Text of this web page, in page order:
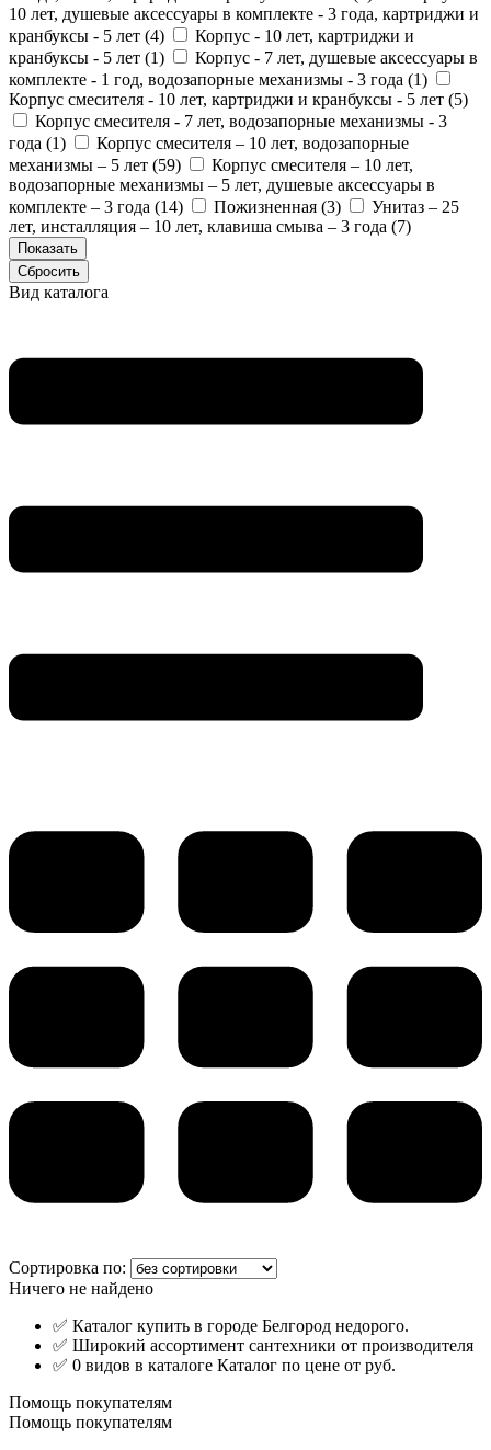
10 лет, душевые аксессуары в комплекте - 3 года, картриджи и
кранбуксы - 5 лет (4)
Корпус - 10 лет, картриджи и
кранбуксы - 5 лет (1)
Корпус - 7 лет, душевые аксессуары в
комплекте - 1 год, водозапорные механизмы - 3 года (1)
Корпус смесителя - 10 лет, картриджи и кранбуксы - 5 лет (5)
Корпус смесителя - 7 лет, водозапорные механизмы - 3
года (1)
Корпус смесителя – 10 лет, водозапорные
механизмы – 5 лет (59)
Корпус смесителя – 10 лет,
водозапорные механизмы – 5 лет, душевые аксессуары в
комплекте – 3 года (14) Пожизненная (3)
Унитаз – 25
лет, инсталляция – 10 лет, клавиша смыва – 3 года (7)
Вид каталога
Сортировка по:
Ничего не найдено
✅ Каталог купить в городе Белгород недорого.
✅ Широкий ассортимент сантехники от производителя
✅ 0 видов в каталоге Каталог по цене от руб.
Помощь покупателям
Помощь покупателям